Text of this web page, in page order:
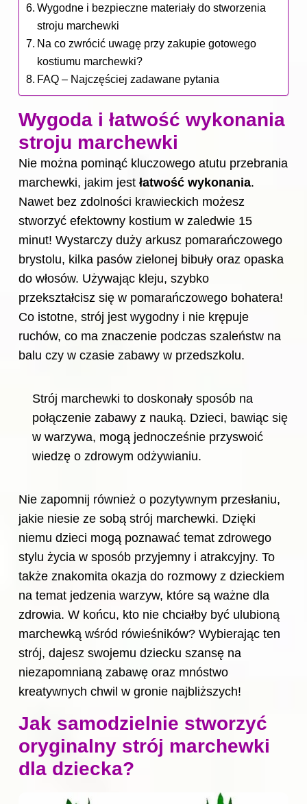
Wygodne i bezpieczne materiały do stworzenia
stroju marchewki
Na co zwrócić uwagę przy zakupie gotowego
kostiumu marchewki?
FAQ – Najczęściej zadawane pytania
Wygoda i łatwość wykonania
stroju marchewki
Nie można pominąć kluczowego atutu przebrania
marchewki, jakim jest łatwość wykonania.
Nawet bez zdolności krawieckich możesz
stworzyć efektowny kostium w zaledwie 15
minut! Wystarczy duży arkusz pomarańczowego
brystolu, kilka pasów zielonej bibuły oraz opaska
do włosów. Używając kleju, szybko
przekształcisz się w pomarańczowego bohatera!
Co istotne, strój jest wygodny i nie krępuje
ruchów, co ma znaczenie podczas szaleństw na
balu czy w czasie zabawy w przedszkolu.
Strój marchewki to doskonały sposób na
połączenie zabawy z nauką. Dzieci, bawiąc się
w warzywa, mogą jednocześnie przyswoić
wiedzę o zdrowym odżywianiu.
Nie zapomnij również o pozytywnym przesłaniu,
jakie niesie ze sobą strój marchewki. Dzięki
niemu dzieci mogą poznawać temat zdrowego
stylu życia w sposób przyjemny i atrakcyjny. To
także znakomita okazja do rozmowy z dzieckiem
na temat jedzenia warzyw, które są ważne dla
zdrowia. W końcu, kto nie chciałby być ulubioną
marchewką wśród rówieśników? Wybierając ten
strój, dajesz swojemu dziecku szansę na
niezapomnianą zabawę oraz mnóstwo
kreatywnych chwil w gronie najbliższych!
Jak samodzielnie stworzyć
oryginalny strój marchewki
dla dziecka?